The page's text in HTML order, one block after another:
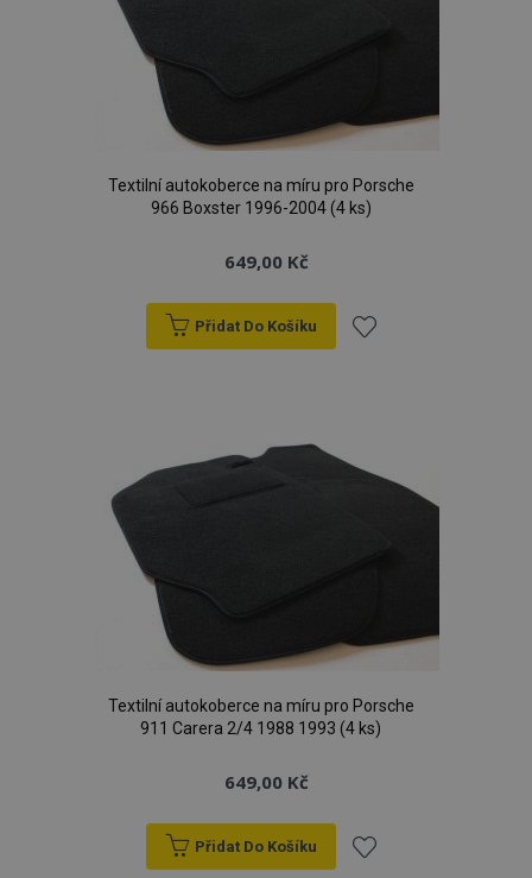
Textilní autokoberce na míru pro Porsche
966 Boxster 1996-2004 (4 ks)
649,00 Kč
Přidat Do Košíku
oblíbeným
Textilní autokoberce na míru pro Porsche
911 Carera 2/4 1988 1993 (4 ks)
649,00 Kč
Přidat Do Košíku